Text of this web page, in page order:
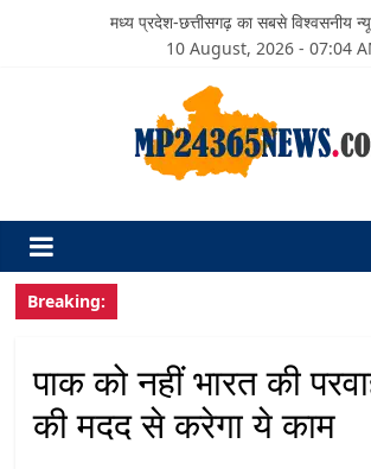
मध्य प्रदेश-छत्तीसगढ़ का सबसे विश्वसनीय
10 August, 2026 - 07:04
Breaking:
पाक को नहीं भारत की
की मदद से करेगा ये काम